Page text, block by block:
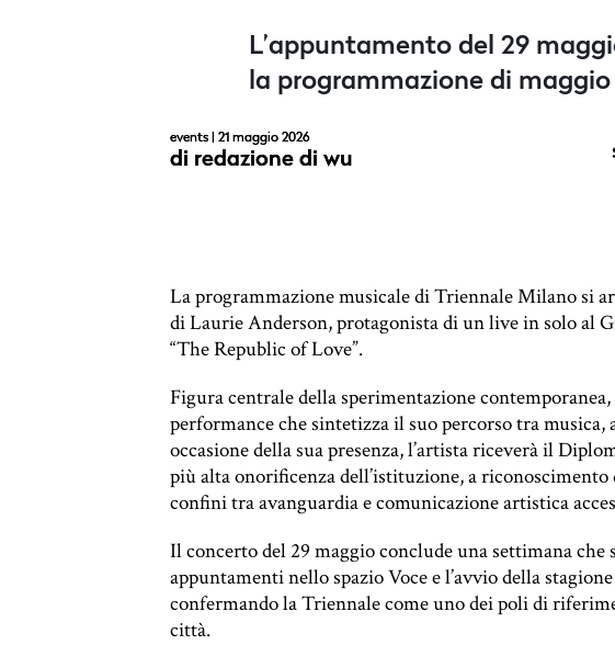
L’appuntamento del 29
la programmazione di
events | 21 maggio 2026
di redazione di wu
La programmazione musicale di Triennale Milano si
di Laurie Anderson, protagonista di un live in solo al
“The Republic of Love”.
Figura centrale della sperimentazione
performance che sintetizza il suo percorso tra
occasione della sua presenza, l’artista riceverà il
più alta onorificenza dell’istituzione, a
confini tra avanguardia e comunicazione artistica
Il concerto del 29 maggio conclude una settimana
appuntamenti nello spazio Voce e l’avvio della
confermando la Triennale come uno dei poli di
città.